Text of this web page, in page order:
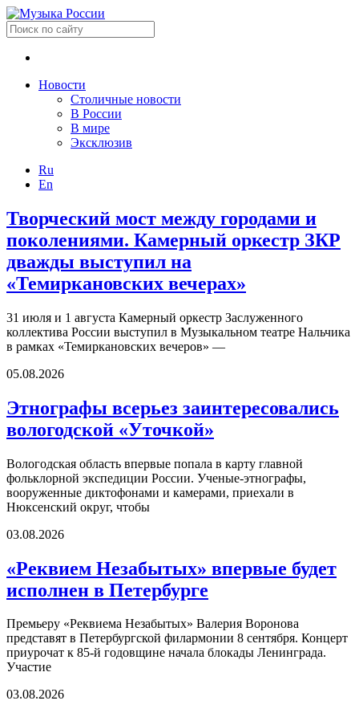
Новости
Столичные новости
В России
В мире
Эксклюзив
Ru
En
Творческий мост между городами и
поколениями. Камерный оркестр ЗКР
дважды выступил на
«Темиркановских вечерах»
31 июля и 1 августа Камерный оркестр Заслуженного
коллектива России выступил в Музыкальном театре Нальчика
в рамках «Темиркановских вечеров» —
05.08.2026
Этнографы всерьез заинтересовались
вологодской «Уточкой»
Вологодская область впервые попала в карту главной
фольклорной экспедиции России. Ученые-этнографы,
вооруженные диктофонами и камерами, приехали в
Нюксенский округ, чтобы
03.08.2026
«Реквием Незабытых» впервые будет
исполнен в Петербурге
Премьеру «Реквиема Незабытых» Валерия Воронова
представят в Петербургской филармонии 8 сентября. Концерт
приурочат к 85-й годовщине начала блокады Ленинграда.
Участие
03.08.2026